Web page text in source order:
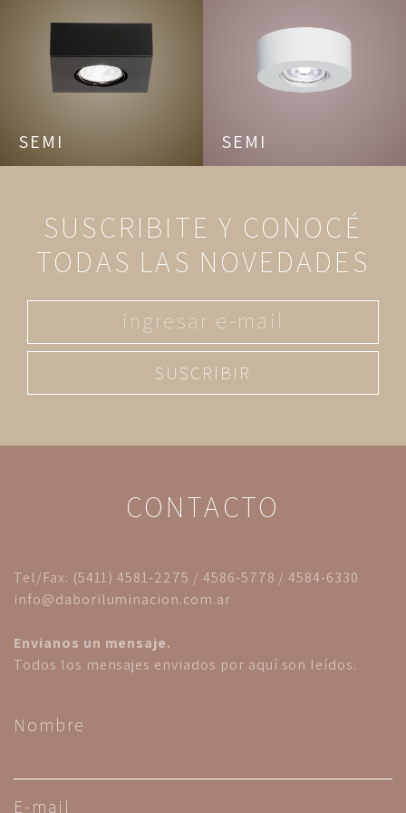
SEMI SEMI
SUSCRIBITE Y CONOCÉ
TODAS LAS NOVEDADES
SUSCRIBIR
CONTACTO
Tel/Fax: (5411) 4581-2275 / 4586-5778 / 4584-6330
info@daboriluminacion.com.ar
Envianos un mensaje.
Todos los mensajes enviados por aquí son leídos.
Nombre
E-mail